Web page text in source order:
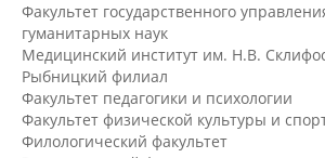
Факультет государственного
гуманитарных наук
Медицинский институт им. Н.В.
Рыбницкий филиал
Факультет педагогики и психологии
Факультет физической культуры и
Филологический факультет